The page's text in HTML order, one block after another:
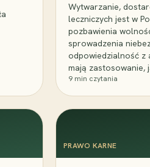
Wytwarzanie,
leczniczych jest w
pozbawienia
sprowadzenia
odpowiedzialność z
mają zastosowanie,
9 min czytania
PRAWO KARNE